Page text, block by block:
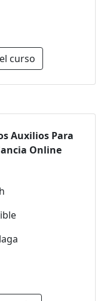
curso
Auxilios Para
Online